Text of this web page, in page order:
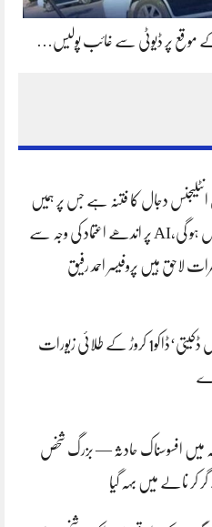
کے موقع پر ڈیوٹی سے غائب پولیس…
انٹلیجنس دجال کا فتنہ ہے جس پر ہمیں
فتح حاصل ہو گی،AI پر اندھے اعتماد کی وجہ سے
لاحق ہیں پروفیسر احمد رفیق
کلرسیداں ڈکیتی‘ڈاکو1 کروڑ کے طلائی زیورات
میں افسوسناک حادثہ — بزرگ شخص
کر نالے میں بہہ گیا